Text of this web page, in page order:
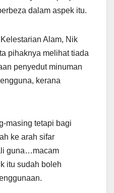
dalam aspek itu.
Alam, Nik
pihaknya melihat tiada
penyedut minuman
kerana
masing tetapi bagi
ke arah sifar
guna…macam
itu sudah boleh